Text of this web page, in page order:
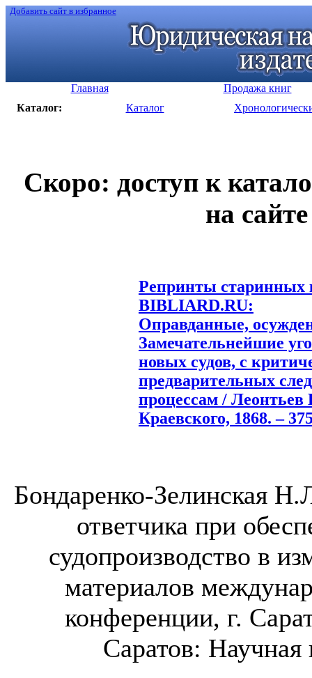
Добавить сайт в избранное
Главная
Продажа книг
Каталог:
Каталог
Скоро: доступ к
на
Репринты старинных
BIBLIARD.RU:
Оправданные,
Замечательнейшие
новых судов, с
предварительных
процессам /
Краевского, 1868. –
Бондаренко-Зелинская
ответчика при
судопроизводство в
материалов
конференции, г.
Саратов: